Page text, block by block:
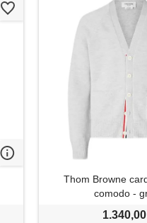
Thom Browne
comodo -